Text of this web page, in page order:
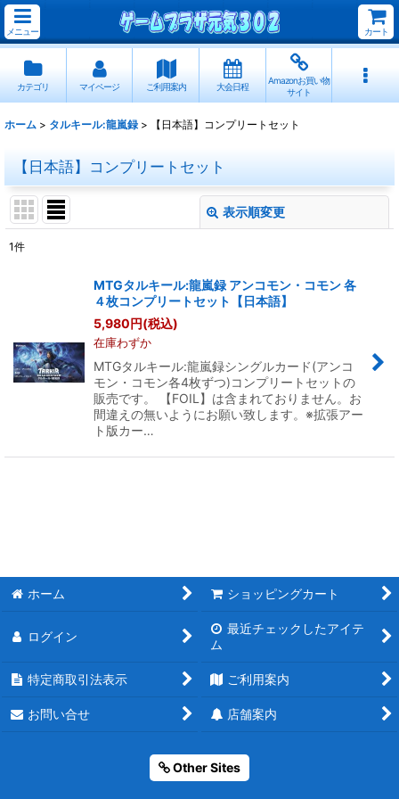
メニュー カート
カテゴリ マイページ ご利用案内 大会日程
Amazonお買い物
サイト
ホーム > タルキール:龍嵐録 > 【日本語】コンプリートセット
【日本語】コンプリートセット
表示順変更
絞り込む
1件
MTGタルキール:龍嵐録 アンコモン・コモン 各
４枚コンプリートセット【日本語】
5,980円(税込)
在庫わずか
MTGタルキール:龍嵐録シングルカード(アンコ
モン・コモン各4枚ずつ)コンプリートセットの
販売です。 【FOIL】は含まれておりません。お
間違えの無いようにお願い致します。※拡張アー
ト版カー…
ホーム ショッピングカート
ログイン
最近チェックしたアイテ
ム
特定商取引法表示 ご利用案内
お問い合せ 店舗案内
Other Sites